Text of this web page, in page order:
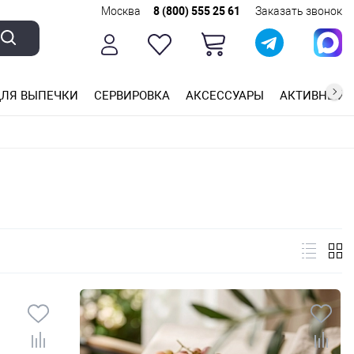
Москва 8 (800) 555 25 61 Заказать звонок
ВЫПЕЧКИ СЕРВИРОВКА АКСЕССУАРЫ АКТИВНЫЙ